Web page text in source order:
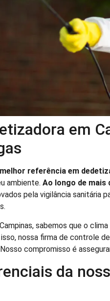
em
referência em
ambiente. Ao longo de mais
pela vigilância sanitária
sabemos que o
nossa firma de controle
compromisso é
da